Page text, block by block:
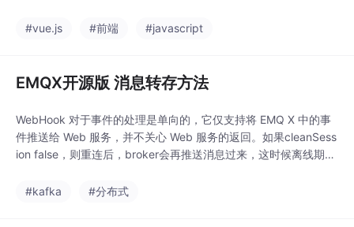
小时。最终通过添加--legacy-peer-deps参数成功绕过依
#vue.js #前端 #javascript
EMQX开源版 消息转存方法
WebHook 对于事件的处理是单向的，它仅支持将 EMQ X 中的事
件推送给 Web 服务，并不关心 Web 服务的返回。如果cleanSess
ion false，则重连后，broker会再推送消息过来，这时候离线期间
可怕的死循环。WebHook是在消息进来的某个钩子节点时，发送
#kafka #分布式